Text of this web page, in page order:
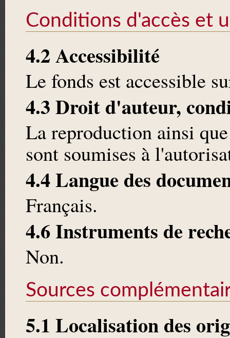
Conditions d'accès et
4.2 Accessibilité
Le fonds est accessible
4.3 Droit d'auteur,
La reproduction ainsi
sont soumises à
4.4 Langue des
Français.
4.6 Instruments de
Non.
Sources
5.1 Localisation des